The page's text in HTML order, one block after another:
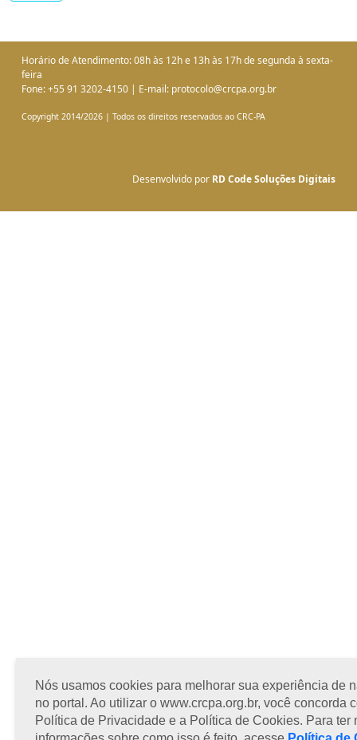
Nós usamos cookies para melhorar sua experiência de
no portal. Ao utilizar o www.crcpa.org.br, você concorda
Política de Privacidade e a Política de Cookies. Para ter
Horário de Atendimento: 08h às 12h e 13h às 17h de segunda à sexta-
feira
Fone: +55 91 3202-4150 | E-mail: protocolo@crcpa.org.br
Copyright 2014/2026 | Todos os direitos reservados ao CRC-PA
Desenvolvido por RD Code Soluções Digitais